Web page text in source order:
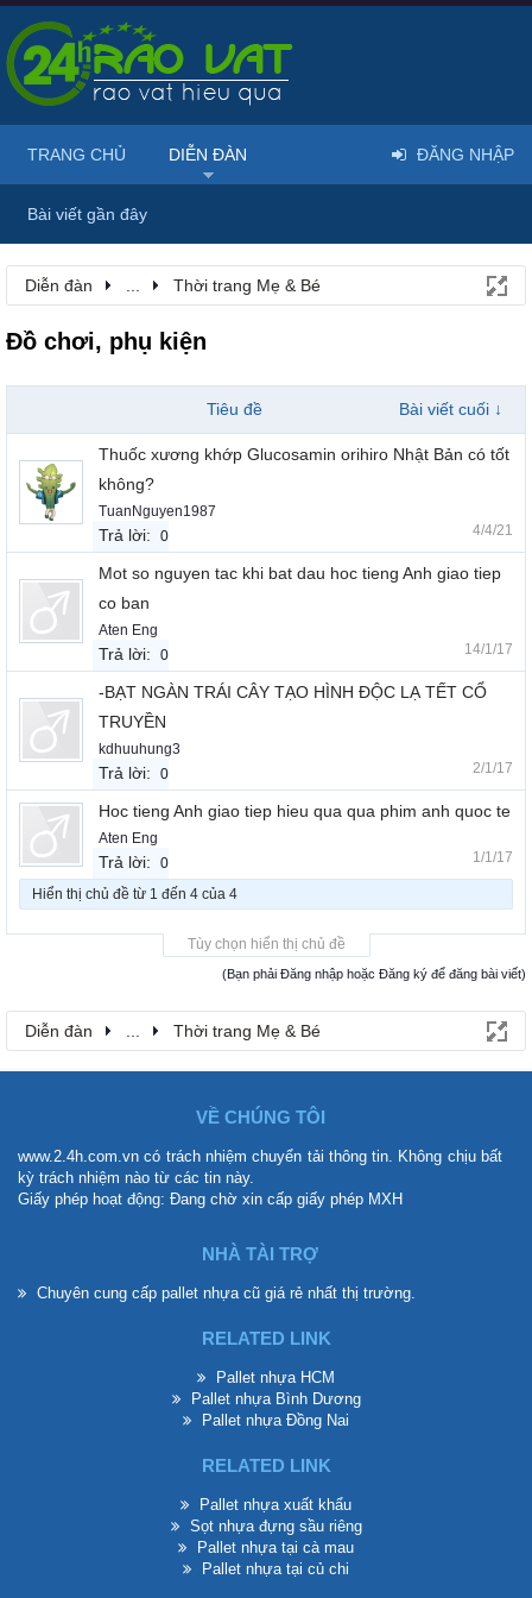
Diễn đàn Thời trang Mẹ & Bé
Đồ chơi, phụ kiện
Tiêu đề Bài viết cuối ↓
Thuốc xương khớp Glucosamin orihiro Nhật Bản có tốt
không?
TuanNguyen1987
Trả lời: 0 4/4/21
Mot so nguyen tac khi bat dau hoc tieng Anh giao tiep
co ban
Aten Eng
Trả lời: 0 14/1/17
-BẠT NGÀN TRÁI CÂY TẠO HÌNH ĐỘC LẠ TẾT CỔ
TRUYỀN
kdhuuhung3
Trả lời: 0 2/1/17
Hoc tieng Anh giao tiep hieu qua qua phim anh quoc te
Aten Eng
Trả lời: 0 1/1/17
Hiển thị chủ đề từ 1 đến 4 của 4
Tùy chọn hiển thị chủ đề
(Bạn phải Đăng nhập hoặc Đăng ký để đăng bài viết)
Diễn đàn Thời trang Mẹ & Bé
TRANG CHỦ DIỄN ĐÀN
Bài viết gần đây
ĐĂNG NHẬP
VỀ CHÚNG TÔI
www.2.4h.com.vn có trách nhiệm chuyển tải thông tin. Không chịu bất
kỳ trách nhiệm nào từ các tin này.
Giấy phép hoạt động: Đang chờ xin cấp giấy phép MXH
NHÀ TÀI TRỢ
Chuyên cung cấp pallet nhựa cũ giá rẻ nhất thị trường.
RELATED LINK
Pallet nhựa HCM
Pallet nhựa Bình Dương
Pallet nhựa Đồng Nai
RELATED LINK
Pallet nhựa xuất khẩu
Sọt nhựa đựng sầu riêng
Pallet nhựa tại cà mau
Pallet nhựa tại củ chi